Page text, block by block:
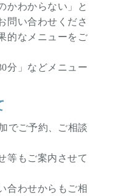
かわからない」と
問い合わせくださ
的なメニューをご
分」などメニュー
でご予約、ご相談
等もご案内させて
合わせからもご相